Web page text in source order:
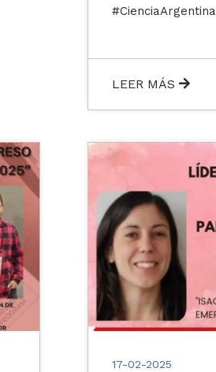
#CienciaArgentina
LEER MÁS
17-02-2025